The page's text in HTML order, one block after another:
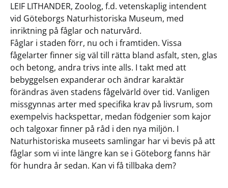
LEIF LITHANDER, Zoolog, f.d. vetenskaplig intendent
vid Göteborgs Naturhistoriska Museum, med
inriktning på fåglar och naturvård.
Fåglar i staden förr, nu och i framtiden. Vissa
fågelarter finner sig väl till rätta bland asfalt, sten, glas
och betong, andra trivs inte alls. I takt med att
bebyggelsen expanderar och ändrar karaktär
förändras även stadens fågelvärld över tid. Vanligen
missgynnas arter med specifika krav på livsrum, som
exempelvis hackspettar, medan födgenier som kajor
och talgoxar finner på råd i den nya miljön. I
Naturhistoriska museets samlingar har vi bevis på att
fåglar som vi inte längre kan se i Göteborg fanns här
för hundra år sedan. Kan vi få tillbaka dem?